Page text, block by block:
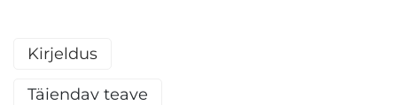
Kirjeldus
Täiendav teave